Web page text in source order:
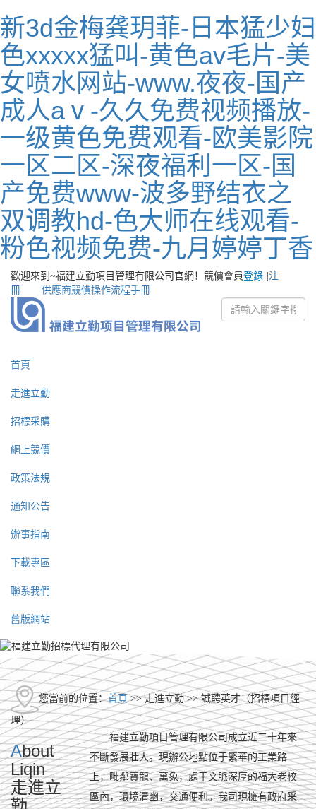
新3d金梅龚玥菲-日本猛少妇
色xxxxx猛叫-黄色av毛片-美
女喷水网站-www.夜夜-国产
成人aⅴ-久久免费视频播放-
一级黄色免费观看-欧美影院
一区二区-深夜福利一区-国
产免费www-波多野结衣之
双调教hd-色大师在线观看-
粉色视频免费-九月婷婷丁香
歡迎來到~福建立勤項目管理有限公司官網！ 競價會員登錄 注
冊
供應商競價操作流程手冊
首頁
走進立勤
招標采購
網上競價
政策法規
通知公告
辦事指南
下載專區
聯系我們
舊版網站
您當前的位置：首頁>> 走進立勤 >>誠聘英才（招標項目經
理）
About
Liqin
走進立
福建立勤項目管理有限公司成立近二十年來
不斷發展壯大。現辦公地點位于繁華的工業路
上，毗鄰寶龍、萬象，處于文脈深厚的福大老校
區內，環境清幽，交通便利。我司現擁有政府采